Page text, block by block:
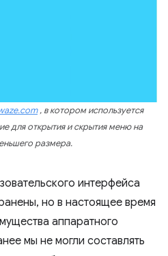
, в котором используется
для открытия и скрытия меню на
размера.
интерфейса
но в настоящее время
аппаратного
мы не могли составлять